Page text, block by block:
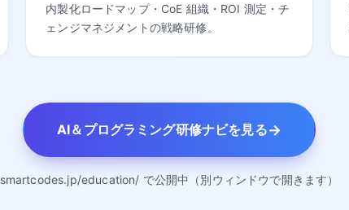
内製化ロードマップ・CoE 組織・ROI 測定・チ
ェンジマネジメントの戦略研修。
AI＆プログラミング研修ナビを見る→
smartcodes.jp/education/ で公開中（別ウィンドウで開きます）